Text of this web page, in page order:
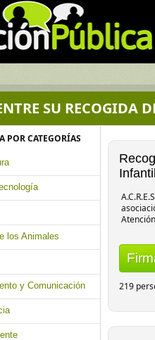
SU RECOGIDA
POR CATEGORÍAS
los Animales
y Comunicación 219